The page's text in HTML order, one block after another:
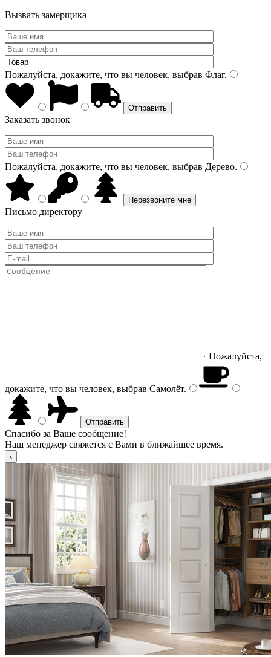
Вызвать замерщика
Пожалуйста, докажите, что вы человек, выбрав Флаг.
Заказать звонок
Пожалуйста, докажите, что вы человек, выбрав Дерево.
Письмо директору
Пожалуйста,
докажите, что вы человек, выбрав Самолёт.
Спасибо за Ваше сообщение!
Наш менеджер свяжется с Вами в ближайшее время.